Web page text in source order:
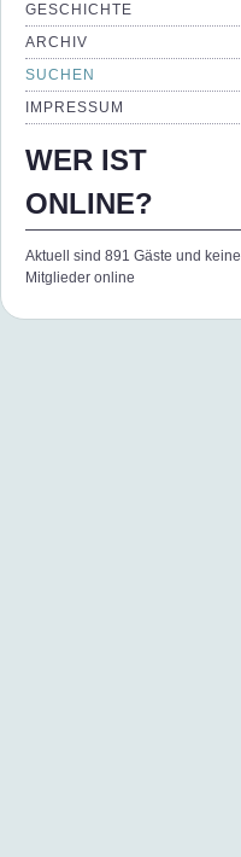
GESCHICHTE
ARCHIV
SUCHEN
IMPRESSUM
WER IST
ONLINE?
Aktuell sind 891 Gäste und keine
Mitglieder online